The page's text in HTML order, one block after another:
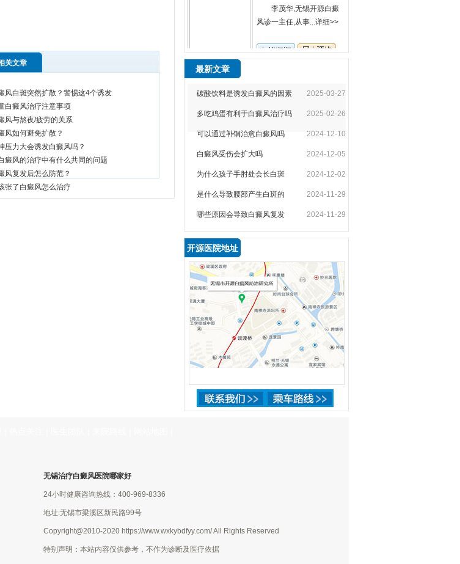
关文章
风白斑突然扩散？警惕这4个诱发
白癜风治疗注意事项
风与熬夜/疲劳的关系
风如何避免扩散？
压力大会诱发白癜风吗？
癜风的治疗中有什么共同的问题
风复发后怎么防范？
张了白癜风怎么治疗
么有利于增加黑色素
风诊一主任,从事...详细>>
从事白癜风病理...详细>>
无锡开源白癜风医生...详
细>>
最新文章
碳酸饮料是诱发白癜风的因素 2025-03-27
多吃鸡蛋有利于白癜风治疗吗 2025-02-26
可以通过补铜治愈白癜风吗 2024-12-10
白癜风受伤会扩大吗 2024-12-05
为什么孩子手肘处会长白斑 2024-12-02
是什么导致腰部产生白斑的 2024-11-29
哪些原因会导致白癜风复发 2024-11-29
开源医院地址
无锡治疗白癜风医院哪家好
24小时健康咨询热线：400-969-8336
地址:无锡市梁溪区新民路99号
Copyright@2010-2020 https://www.wxkybdfyy.com/ All Rights Reserved
特别声明：本站内容仅供参考，不作为诊断及医疗依据